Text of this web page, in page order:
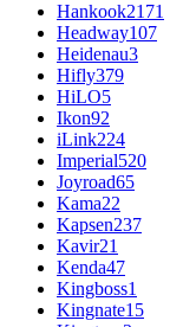
Hankook2171
Headway107
Heidenau3
Hifly379
HiLO5
Ikon92
iLink224
Imperial520
Joyroad65
Kama22
Kapsen237
Kavir21
Kenda47
Kingboss1
Kingnate15